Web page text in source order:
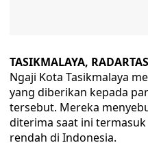
TASIKMALAYA,
Ngaji Kota Tasikmalaya
yang diberikan kepada
tersebut. Mereka
diterima saat ini
rendah di Indonesia.